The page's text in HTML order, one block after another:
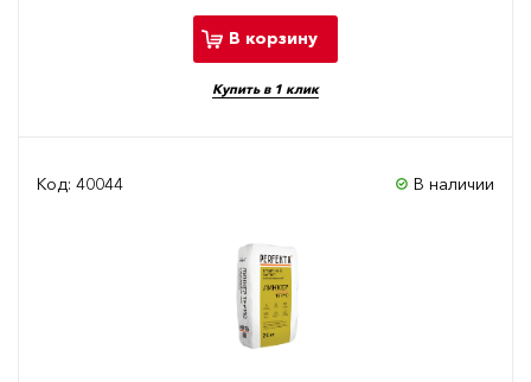
В корзину
Купить в 1 клик
Код: 40044 В наличии